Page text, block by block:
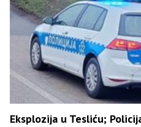
Eksplozija u Tesliću;